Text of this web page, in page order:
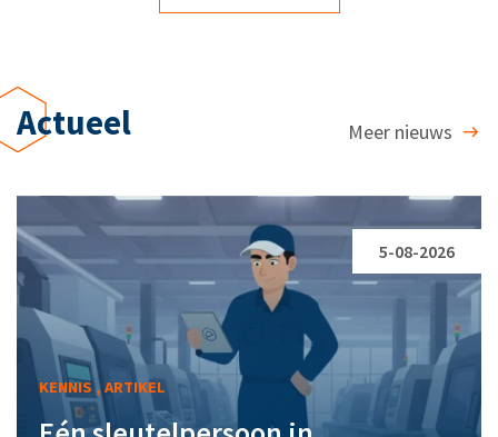
Actueel Meer nieuws
KENNIS , ARTIKEL
5-08-2026